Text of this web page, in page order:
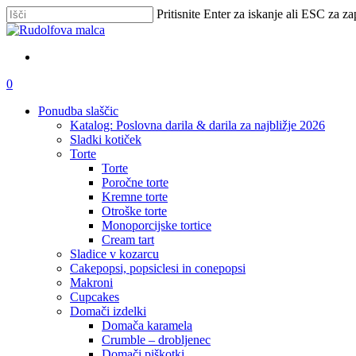
Skip
to
content
Pritisnite Enter za iskanje ali ESC za
Zapri
išči
account
0
Ponudba slaščic
Katalog: Poslovna darila & darila za najbližje 2026
Sladki kotiček
Torte
Torte
Poročne torte
Kremne torte
Otroške torte
Monoporcijske tortice
Cream tart
Sladice v kozarcu
Cakepopsi, popsiclesi in conepopsi
Makroni
Cupcakes
Domači izdelki
Domača karamela
Crumble – drobljenec